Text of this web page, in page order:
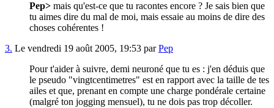
Pep> mais qu'est-ce que tu racontes encore ? Je sais bien que
tu aimes dire du mal de moi, mais essaie au moins de dire des
choses cohérentes !
3. Le vendredi 19 août 2005, 19:53 parPep
Pour t'aider à suivre, demi neuroné que tu es : j'en déduis que
le pseudo "vingtcentimetres" est en rapport avec la taille de tes
ailes et que, prenant en compte une charge pondérale certaine
(malgré ton jogging mensuel), tu ne dois pas trop décoller.